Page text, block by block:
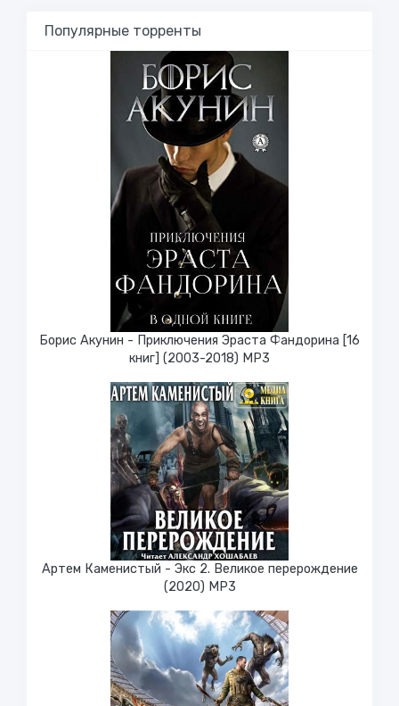
Популярные торренты
Борис Акунин - Приключения Эраста Фандорина [16
книг] (2003-2018) МР3
Артем Каменистый - Экс 2. Великое перерождение
(2020) МР3